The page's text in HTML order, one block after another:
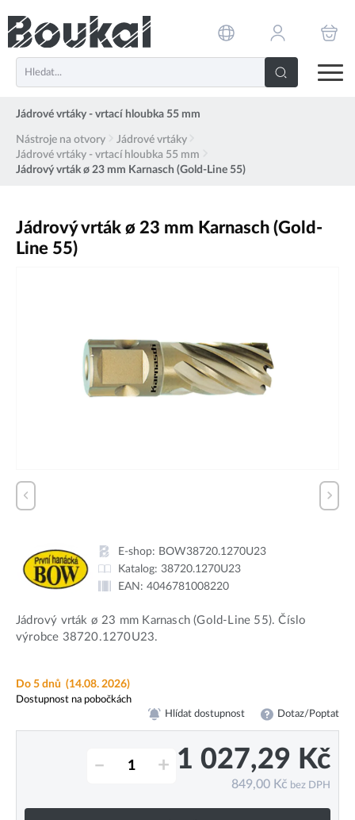
Jádrové vrtáky - vrtací hloubka 55 mm
Nástroje na otvory
Jádrové vrtáky
Jádrové vrtáky - vrtací hloubka 55 mm
Jádrový vrták ø 23 mm Karnasch (Gold-Line 55)
Jádrový vrták ø 23 mm Karnasch (Gold-
Line 55)
E-shop: BOW38720.1270U23
Katalog: 38720.1270U23
EAN: 4046781008220
Jádrový vrták ø 23 mm Karnasch (Gold-Line 55). Číslo
výrobce 38720.1270U23.
Do 5 dnů (14.08. 2026)
Dostupnost na pobočkách
Hlídat dostupnost Dotaz/Poptat
– + 1 027,29 Kč
849,00 Kč bez DPH